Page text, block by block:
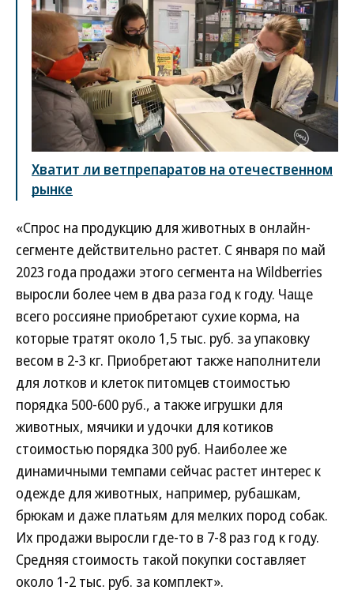
Хватит ли ветпрепаратов на отечественном
рынке
«Спрос на продукцию для животных в онлайн-
сегменте действительно растет. С января по май
2023 года продажи этого сегмента на Wildberries
выросли более чем в два раза год к году. Чаще
всего россияне приобретают сухие корма, на
которые тратят около 1,5 тыс. руб. за упаковку
весом в 2-3 кг. Приобретают также наполнители
для лотков и клеток питомцев стоимостью
порядка 500-600 руб., а также игрушки для
животных, мячики и удочки для котиков
стоимостью порядка 300 руб. Наиболее же
динамичными темпами сейчас растет интерес к
одежде для животных, например, рубашкам,
брюкам и даже платьям для мелких пород собак.
Их продажи выросли где-то в 7-8 раз год к году.
Средняя стоимость такой покупки составляет
около 1-2 тыс. руб. за комплект».